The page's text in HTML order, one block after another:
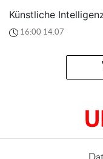
Künstliche
16:00 14.07